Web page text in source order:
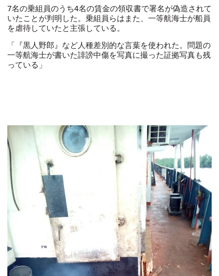
7名の乗組員のうち4名の賃金の領収書で署名が偽造されて
いたことが判明した。乗組員らはまた、一等航海士が船員
を虐待していたと主張している。
「『黒人野郎』など人種差別的な言葉を使われた。問題の
一等航海士が書いた誹謗中傷を写真に撮った証拠写真も残
っている」